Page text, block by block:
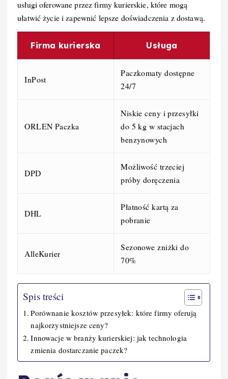
usługi oferowane przez firmy kurierskie, które mogą
ułatwić życie i zapewnić lepsze doświadczenia z dostawą.
Firma kurierska Usługa
InPost
Paczkomaty dostępne
24/7
ORLEN Paczka
Niskie ceny i przesyłki
do 5 kg w stacjach
benzynowych
DPD
Możliwość trzeciej
próby doręczenia
DHL
Płatność kartą za
pobranie
AlleKurier
Sezonowe zniżki do
70%
Spis treści
Porównanie kosztów przesyłek: które firmy oferują
najkorzystniejsze ceny?
Innowacje w branży kurierskiej: jak technologia
zmienia dostarczanie paczek?